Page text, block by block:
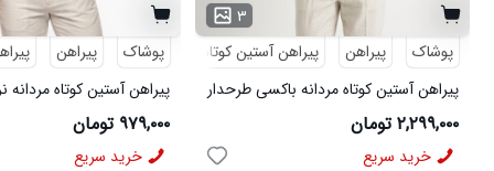
۳
پوشاک
پیراهن پیراهن آستین کوتاه
طرحدار
پیراهن آستین کوتاه مردانه باکسی طرحدار
لینن سبز مدل 50971
۲,۲۹۹,۰۰۰ تومان
خرید سریع
پوشاک
پیراهن
پیراهن آستین کوتاه مردانه
ویسکوز سبز مدل 50977
۹۷۹,۰۰۰ تومان
خرید سریع